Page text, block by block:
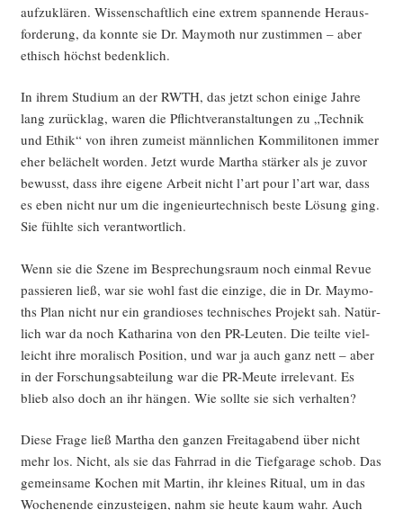
auf­zu­klä­ren. Wis­sen­schaft­lich eine extrem span­nen­de Her­aus­
for­de­rung, da konn­te sie Dr. May­mo­th nur zustim­men – aber
ethisch höchst bedenklich.
In ihrem Stu­di­um an der RWTH, das jetzt schon eini­ge Jah­re
lang zurück­lag, waren die Pflicht­ver­an­stal­tun­gen zu „Tech­nik
und Ethik“ von ihren zumeist männ­li­chen Kom­mi­li­to­nen immer
eher belä­chelt wor­den. Jetzt wur­de Mar­tha stär­ker als je zuvor
bewusst, dass ihre eige­ne Arbeit nicht l’art pour l’art war, dass
es eben nicht nur um die inge­nieur­tech­nisch bes­te Lösung ging.
Sie fühl­te sich verantwortlich.
Wenn sie die Sze­ne im Bespre­chungs­raum noch ein­mal Revue
pas­sie­ren ließ, war sie wohl fast die ein­zi­ge, die in Dr. May­mo­
ths Plan nicht nur ein gran­dio­ses tech­ni­sches Pro­jekt sah. Natür­
lich war da noch Katha­ri­na von den PR-Leu­ten. Die teil­te viel­
leicht ihre mora­lisch Posi­ti­on, und war ja auch ganz nett – aber
in der For­schungs­ab­tei­lung war die PR-Meu­te irrele­vant. Es
blieb also doch an ihr hän­gen. Wie soll­te sie sich verhalten?
Die­se Fra­ge ließ Mar­tha den gan­zen Frei­tag­abend über nicht
mehr los. Nicht, als sie das Fahr­rad in die Tief­ga­ra­ge schob. Das
gemein­sa­me Kochen mit Mar­tin, ihr klei­nes Ritu­al, um in das
Wochen­en­de ein­zu­stei­gen, nahm sie heu­te kaum wahr. Auch